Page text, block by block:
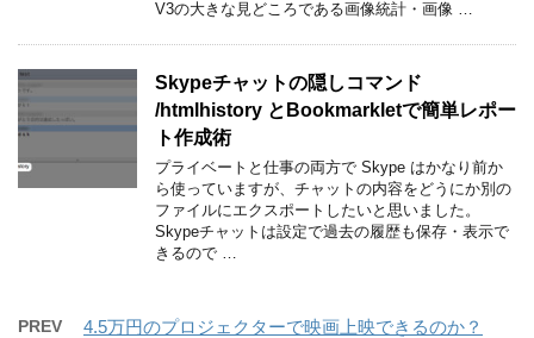
V3の大きな見どころである画像統計・画像 …
Skypeチャットの隠しコマンド
/htmlhistory とBookmarkletで簡単レポー
ト作成術
プライベートと仕事の両方で Skype はかなり前か
ら使っていますが、チャットの内容をどうにか別の
ファイルにエクスポートしたいと思いました。
Skypeチャットは設定で過去の履歴も保存・表示で
きるので …
PREV
4.5万円のプロジェクターで映画上映できるのか？